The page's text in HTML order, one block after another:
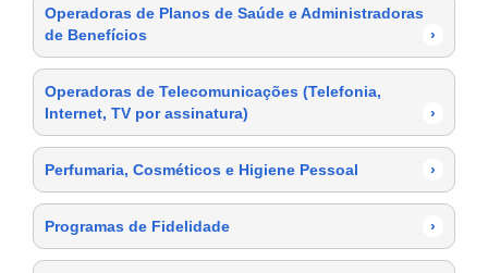
Operadoras de Planos de Saúde e Administradoras
de Benefícios
›
Operadoras de Telecomunicações (Telefonia,
Internet, TV por assinatura)
›
Perfumaria, Cosméticos e Higiene Pessoal ›
Programas de Fidelidade ›